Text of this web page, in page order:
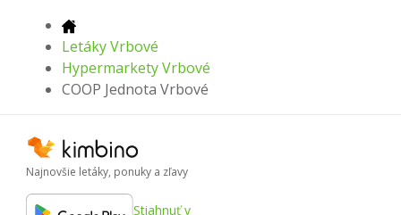
Letáky Vrbové
Hypermarkety Vrbové
COOP Jednota Vrbové
Najnovšie letáky, ponuky a zľavy
Stiahnuť v